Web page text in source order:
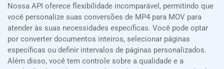
Nossa API oferece flexibilidade incomparável, permitindo que
você personalize suas conversões de MP4 para MOV para
atender às suas necessidades específicas. Você pode optar
por converter documentos inteiros, selecionar páginas
específicas ou definir intervalos de páginas personalizados.
Além disso, você tem controle sobre a qualidade e a